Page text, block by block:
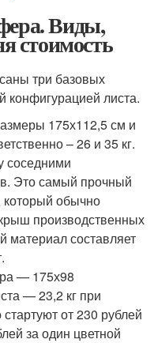
Виды,
стоимость
три базовых
листа.
175х112,5 см и
– 26 и 35 кг.
соседними
Это самый прочный
обычно
производственных
материал составляет
— 175х98
— 23,2 кг при
от 230 рублей
за один цветной